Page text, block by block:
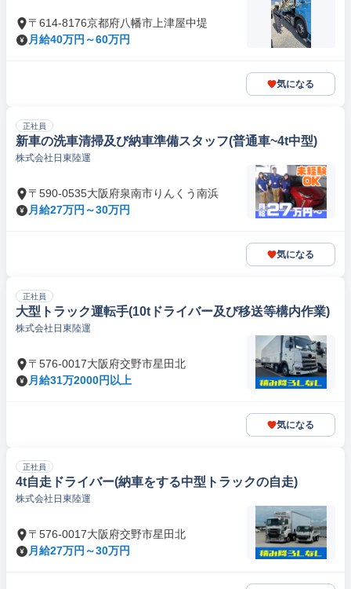
〒614-8176京都府八幡市上津屋中堤
月給40万円～60万円
気になる
正社員
新車の洗車清掃及び納車準備スタッフ(普通車~4t中型)
株式会社日東陸運
〒590-0535大阪府泉南市りんくう南浜
月給27万円～30万円
気になる
正社員
大型トラック運転手(10tドライバー及び移送等構内作業)
株式会社日東陸運
〒576-0017大阪府交野市星田北
月給31万2000円以上
気になる
正社員
4t自走ドライバー(納車をする中型トラックの自走)
株式会社日東陸運
〒576-0017大阪府交野市星田北
月給27万円～30万円